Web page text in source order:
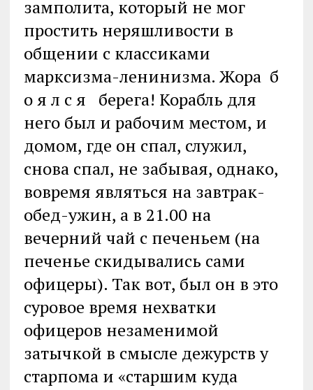
замполита, который не мог
простить неряшливости в
общении с классиками
марксизма-ленинизма. Жора б
о я л с я берега! Корабль для
него был и рабочим местом, и
домом, где он спал, служил,
снова спал, не забывая, однако,
вовремя являться на завтрак-
обед-ужин, а в 21.00 на
вечерний чай с печеньем (на
печенье скидывались сами
офицеры). Так вот, был он в это
суровое время нехватки
офицеров незаменимой
затычкой в смысле дежурств у
старпома и «старшим куда